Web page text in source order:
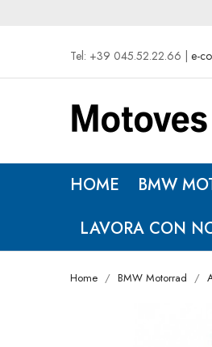
Tel: +39 045.52.22.66 | e-
HOME BMW
LAVORA CON
Home BMW Motorrad